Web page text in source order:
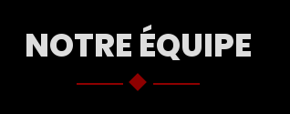
NOTRE ÉQUIPE